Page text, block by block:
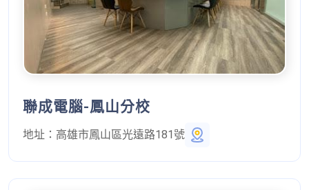
聯成電腦-鳳山分校
地址： 高雄市鳳山區光遠路181號